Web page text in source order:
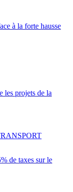
à la forte hausse
les projets de la
de taxes sur le